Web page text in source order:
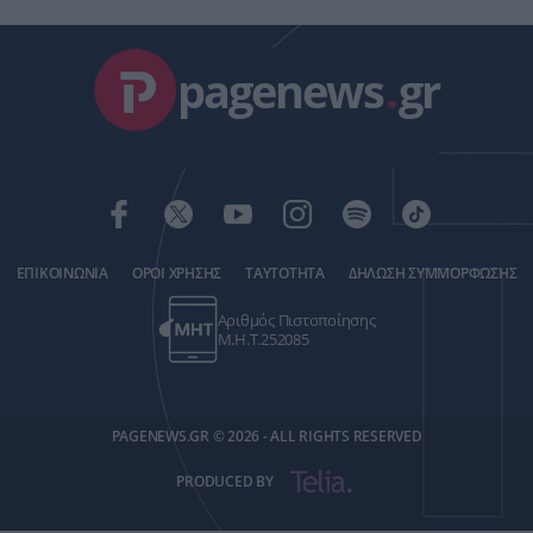
pagenews.gr
ΕΠΙΚΟΙΝΩΝΙΑ ΟΡΟΙ ΧΡΗΣΗΣ ΤΑΥΤΟΤΗΤΑ ΔΗΛΩΣΗ ΣΥΜΜΟΡΦΩΣΗΣ
Αριθμός Πιστοποίησης
Μ.Η.Τ.252085
PAGENEWS.GR © 2026 - ALL RIGHTS RESERVED
PRODUCED BY